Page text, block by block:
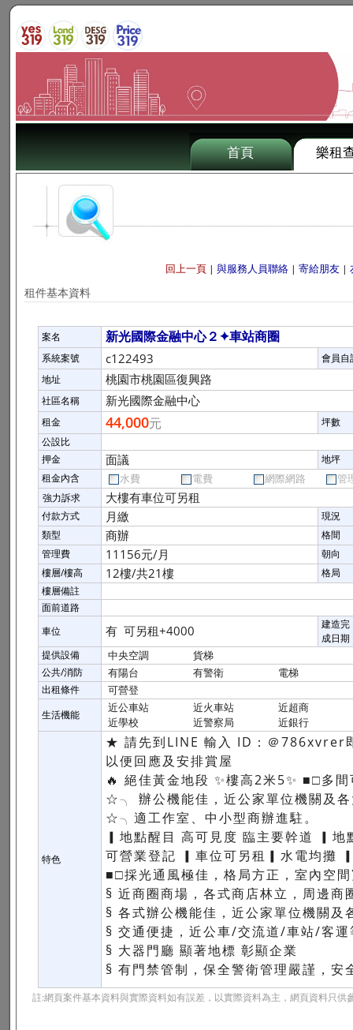
首頁 樂租
回上一頁 | 與服務人員聯絡 | 寄給朋友 |
租件基本資料
案名 新光國際金融中心２✦車站商圈
系統案號 c122493
會員自
地址
桃園市桃園區復興路
社區名稱 新光國際金融中心
租金 44,000元
坪數
公設比
押金
面議
地坪
租金內含
水費 電費 網際網路 管
強力訴求 大樓有車位可另租
付款方式 月繳
現況
類型
商辦
格間
管理費
11156元/月
朝向
樓層/樓高
12樓/共21樓
格局
樓層備註
面前道路
車位
有 可另租+4000
建造完
成日期
提供設備
中央空調 貨梯
公共/消防 有陽台 有警衛 電梯
出租條件 可營登
生活機能
近公車站 近火車站
近超商
近學校
近警察局 近銀行
特色
★ 請先到LINE 輸入 ID：＠786xvrer
以便回應及安排賞屋
🔥 絕佳黃金地段 ✨樓高2米5✨ ■□多
☆╮ 辦公機能佳，近公家單位機關及
☆╮適工作室、中小型商辦進駐。
▎地點醒目 高可見度 臨主要幹道 ▎地
可營業登記 ▎車位可另租▎水電
■□採光通風極佳，格局方正，室內空
§ 近商圈商場，各式商店林立，周邊商
§ 各式辦公機能佳，近公家單位機關
§ 交通便捷，近公車/交流道/車站/客
§ 大器門廳 顯著地標 彰顯企業
§ 有門禁管制，保全警衛管理嚴謹，安
註:網頁案件基本資料與實際資料如有誤差，以實際資料為主，網頁資料只供